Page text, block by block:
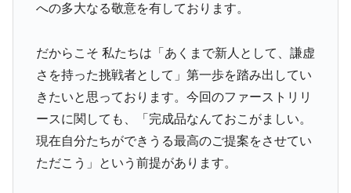
への多大なる敬意を有しております。
だからこそ 私たちは「あくまで新人として、謙虚
さを持った挑戦者として」第一歩を踏み出してい
きたいと思っております。今回のファーストリリ
ースに関しても、「完成品なんておこがましい。
現在自分たちができうる最高のご提案をさせてい
ただこう」という前提があります。